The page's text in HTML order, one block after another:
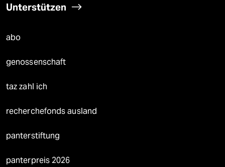
Unterstützen
abo
genossenschaft
taz zahl ich
recherchefonds ausland
panterstiftung
panterpreis 2026